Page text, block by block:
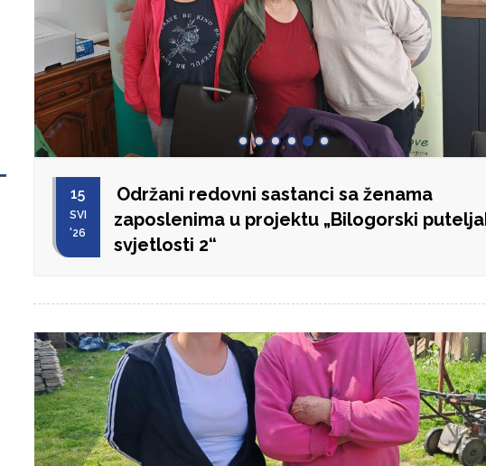
15
SVI
'26
Održani redovni sastanci sa ženama
zaposlenima u projektu „Bilogorski
svjetlosti 2“